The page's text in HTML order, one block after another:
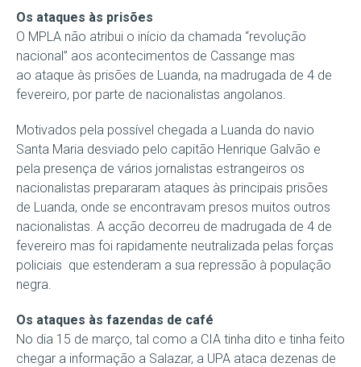
Os ataques às prisões
O MPLA não atribui o início da chamada “revolução
nacional” aos acontecimentos de Cassange mas
ao ataque às prisões de Luanda, na madrugada de 4 de
fevereiro, por parte de nacionalistas angolanos.
Motivados pela possível chegada a Luanda do navio
Santa Maria desviado pelo capitão Henrique Galvão e
pela presença de vários jornalistas estrangeiros os
nacionalistas prepararam ataques às principais prisões
de Luanda, onde se encontravam presos muitos outros
nacionalistas. A acção decorreu de madrugada de 4 de
fevereiro mas foi rapidamente neutralizada pelas forças
policiais que estenderam a sua repressão à população
negra.
Os ataques às fazendas de café
No dia 15 de março, tal como a CIA tinha dito e tinha feito
chegar a informação a Salazar, a UPA ataca dezenas de